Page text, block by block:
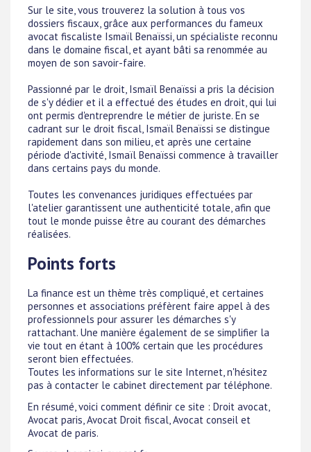
Sur le site, vous trouverez la solution à tous vos
dossiers fiscaux, grâce aux performances du fameux
avocat fiscaliste Ismaïl Benaïssi, un spécialiste reconnu
dans le domaine fiscal, et ayant bâti sa renommée au
moyen de son savoir-faire.
Passionné par le droit, Ismaïl Benaïssi a pris la décision
de s'y dédier et il a effectué des études en droit, qui lui
ont permis d'entreprendre le métier de juriste. En se
cadrant sur le droit fiscal, Ismaïl Benaïssi se distingue
rapidement dans son milieu, et après une certaine
période d'activité, Ismaïl Benaïssi commence à travailler
dans certains pays du monde.
Toutes les convenances juridiques effectuées par
l'atelier garantissent une authenticité totale, afin que
tout le monde puisse être au courant des démarches
réalisées.
Points forts
La finance est un thème très compliqué, et certaines
personnes et associations préfèrent faire appel à des
professionnels pour assurer les démarches s'y
rattachant. Une manière également de se simplifier la
vie tout en étant à 100% certain que les procédures
seront bien effectuées.
Toutes les informations sur le site Internet, n'hésitez
pas à contacter le cabinet directement par téléphone.
En résumé, voici comment définir ce site : Droit avocat,
Avocat paris, Avocat Droit fiscal, Avocat conseil et
Avocat de paris.